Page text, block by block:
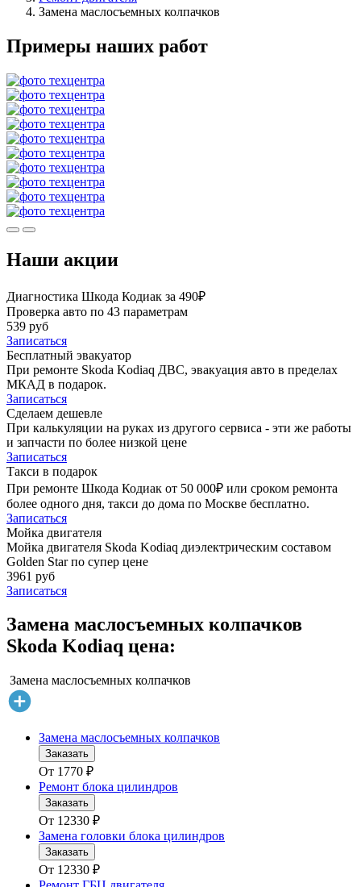
Замена маслосъемных колпачков
Примеры наших работ
Наши акции
Диагностика Шкода Кодиак за 490₽
Проверка авто по 43 параметрам
539 руб
Записаться
Бесплатный эвакуатор
При ремонте Skoda Kodiaq ДВС, эвакуация авто в пределах
МКАД в подарок.
Записаться
Сделаем дешевле
При калькуляции на руках из другого сервиса - эти же работы
и запчасти по более низкой цене
Записаться
Такси в подарок
При ремонте Шкода Кодиак от 50 000₽ или сроком ремонта
более одного дня, такси до дома по Москве бесплатно.
Записаться
Мойка двигателя
Мойка двигателя Skoda Kodiaq диэлектрическим составом
Golden Star по супер цене
3961 руб
Записаться
Замена маслосъемных колпачков
Skoda Kodiaq цена:
Замена маслосъемных колпачков
Замена маслосъемных колпачков
Заказать
От 1770 ₽
Ремонт блока цилиндров
Заказать
От 12330 ₽
Замена головки блока цилиндров
Заказать
От 12330 ₽